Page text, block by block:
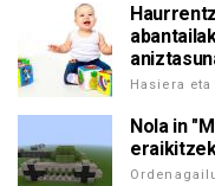
Hasiera
Nola in